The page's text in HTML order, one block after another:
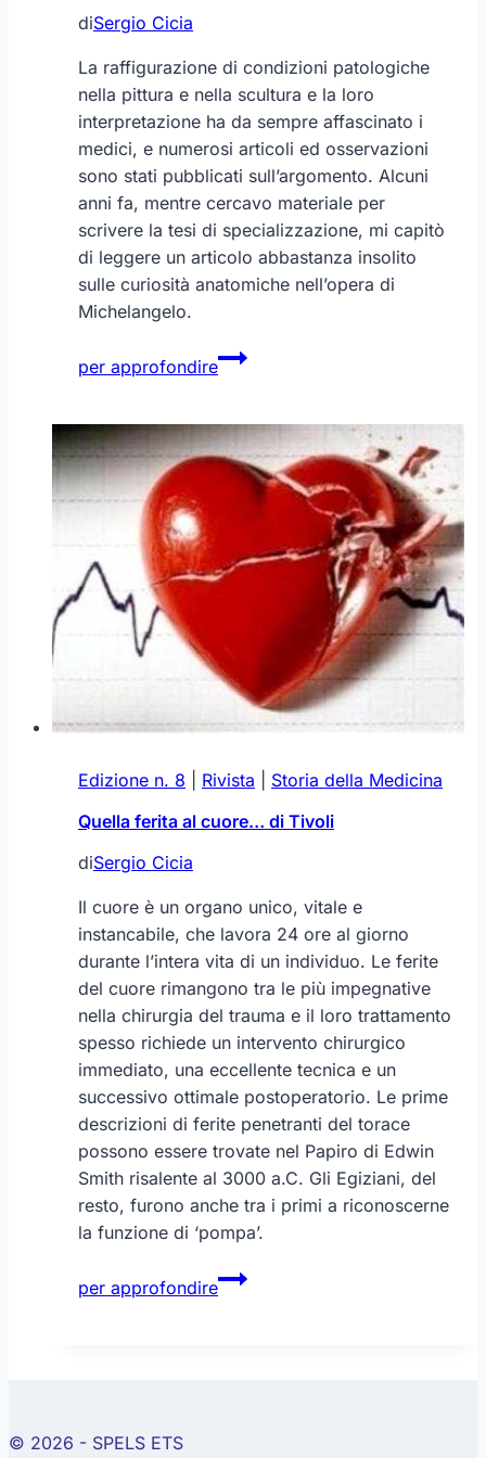
diSergio Cicia
La raffigurazione di condizioni patologiche
nella pittura e nella scultura e la loro
interpretazione ha da sempre affascinato i
medici, e numerosi articoli ed osservazioni
sono stati pubblicati sull’argomento. Alcuni
anni fa, mentre cercavo materiale per
scrivere la tesi di specializzazione, mi capitò
di leggere un articolo abbastanza insolito
sulle curiosità anatomiche nell’opera di
Michelangelo.
per approfondire
Michelangelo:
curiosità
nell’opera
di
Edizione n. 8 Rivista
Storia della Medicina
Quella ferita al cuore… di Tivoli
diSergio Cicia
Il cuore è un organo unico, vitale e
instancabile, che lavora 24 ore al giorno
durante l’intera vita di un individuo. Le ferite
del cuore rimangono tra le più impegnative
nella chirurgia del trauma e il loro trattamento
spesso richiede un intervento chirurgico
immediato, una eccellente tecnica e un
successivo ottimale postoperatorio. Le prime
descrizioni di ferite penetranti del torace
possono essere trovate nel Papiro di Edwin
Smith risalente al 3000 a.C. Gli Egiziani, del
resto, furono anche tra i primi a riconoscerne
la funzione di ‘pompa’.
per approfondire
Quella
ferita
© 2026 - SPELS ETS